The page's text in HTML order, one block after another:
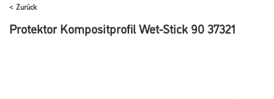
Zurück
Protektor Kompositprofil Wet-Stick 90 37321